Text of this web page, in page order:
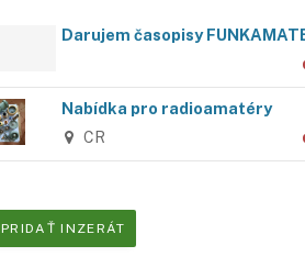
Darujem časopisy
Nabídka pro radioamatéry
CR
PRIDAŤ INZERÁT